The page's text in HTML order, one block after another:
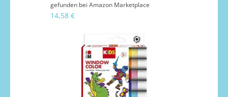
gefunden bei Amazon Marketplace
14,58 €